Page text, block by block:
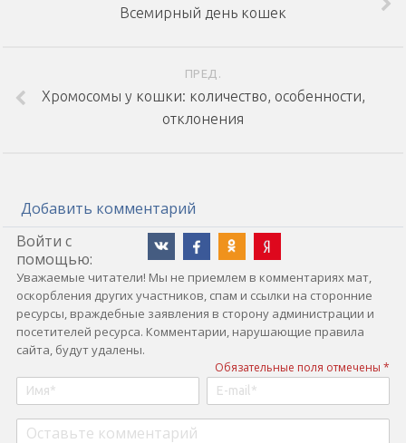
Всемирный день кошек
ПРЕД.
Хромосомы у кошки: количество, особенности,
отклонения
Добавить комментарий
Войти с
помощью:
Уважаемые читатели! Мы не приемлем в комментариях мат,
оскорбления других участников, спам и ссылки на сторонние
ресурсы, враждебные заявления в сторону администрации и
посетителей ресурса. Комментарии, нарушающие правила
сайта, будут удалены.
Обязательные поля отмечены *